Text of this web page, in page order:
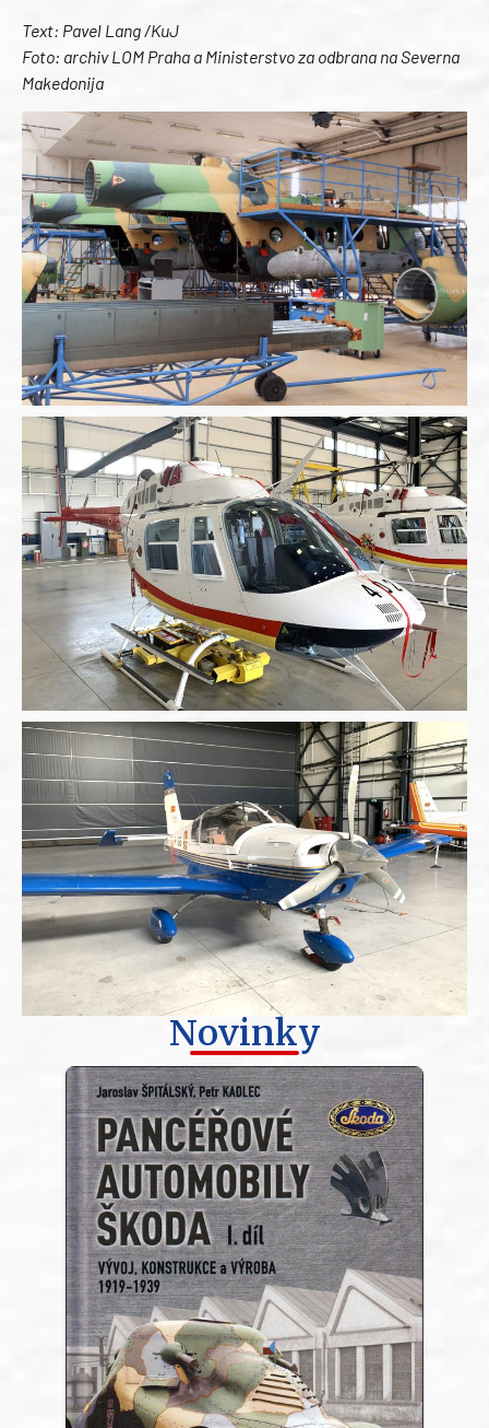
Text: Pavel Lang /KuJ
Foto: archiv LOM Praha a Ministerstvo za odbrana na Severna
Makedonija
Novinky